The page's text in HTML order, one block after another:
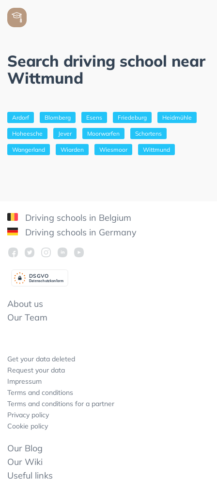
Search driving school near
Wittmund
Ardorf Blomberg Esens Friedeburg Heidmühle
Hoheesche Jever Moorwarfen Schortens
Wangerland Wiarden Wiesmoor Wittmund
Driving schools in Belgium
Driving schools in Germany
Datenschutzkonform
DSGVO
About us
Our Team
Get your data deleted
Request your data
Impressum
Terms and conditions
Terms and conditions for a partner
Privacy policy
Cookie policy
Our Blog
Our Wiki
Useful links